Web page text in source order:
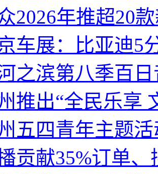
2026年推超20
车展：比亚迪5
之滨第八季百
推出“全民乐享
五四青年主题
贡献35%订单